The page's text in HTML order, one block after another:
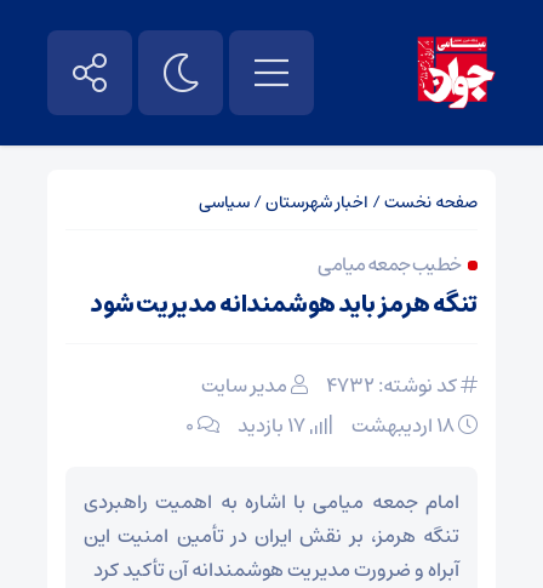
صفحه نخست/ اخبار شهرستان/سیاسی
خطیب جمعه میامی
تنگه هرمز باید هوشمندانه مدیریت شود
کد نوشته: 4732
مدیر سایت
۰
امام جمعه میامی با اشاره به اهمیت راهبردی
تنگه هرمز، بر نقش ایران در تأمین امنیت این
آبراه و ضرورت مدیریت هوشمندانه آن تأکید کرد